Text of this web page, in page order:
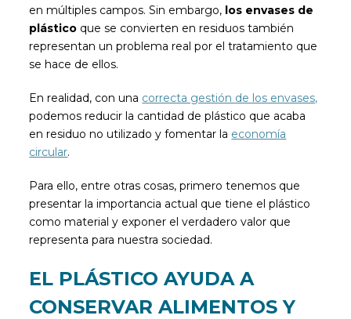
en múltiples campos. Sin embargo, los envases de
plástico que se convierten en residuos también
representan un problema real por el tratamiento que
se hace de ellos.
En realidad, con una correcta gestión de los envases,
podemos reducir la cantidad de plástico que acaba
en residuo no utilizado y fomentar la economía
circular.
Para ello, entre otras cosas, primero tenemos que
presentar la importancia actual que tiene el plástico
como material y exponer el verdadero valor que
representa para nuestra sociedad.
EL PLÁSTICO AYUDA A
CONSERVAR ALIMENTOS Y